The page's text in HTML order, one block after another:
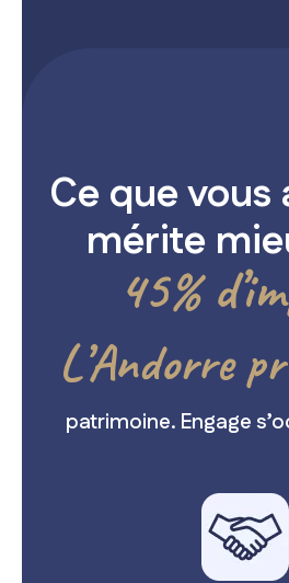
Ce que vous
mérite
45%
L’Andorre
patrimoine. Engage